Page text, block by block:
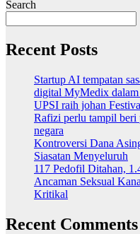
Search
Recent Posts
Startup AI tempatan
digital MyMedix dalam
UPSI raih johan
Rafizi perlu tampil beri
negara
Kontroversi Dana
Siasatan Menyeluruh
117 Pedofil Ditahan,
Ancaman Seksual
Kritikal
Recent Comments